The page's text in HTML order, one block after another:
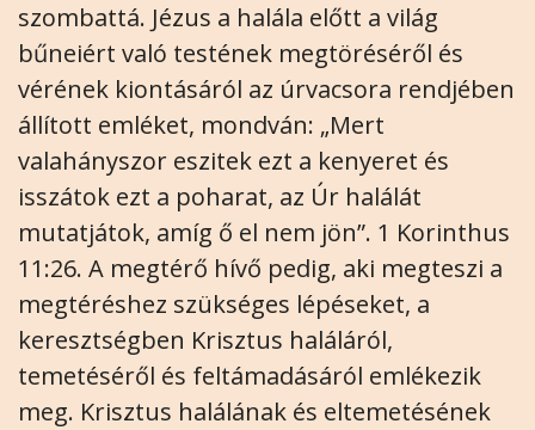
szombattá. Jézus a halála előtt a világ
bűneiért való testének megtöréséről és
vérének kiontásáról az úrvacsora rendjében
állított emléket, mondván: „Mert
valahányszor eszitek ezt a kenyeret és
isszátok ezt a poharat, az Úr halálát
mutatjátok, amíg ő el nem jön”. 1 Korinthus
11:26. A megtérő hívő pedig, aki megteszi a
megtéréshez szükséges lépéseket, a
keresztségben Krisztus haláláról,
temetéséről és feltámadásáról emlékezik
meg. Krisztus halálának és eltemetésének